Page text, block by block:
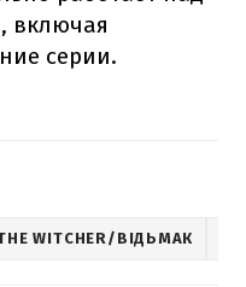
включая
серии.
WITCHER/ВІДЬМАК